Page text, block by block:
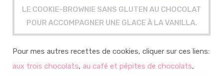
LE COOKIE-BROWNIE SANS GLUTEN AU CHOCOLAT
POUR ACCOMPAGNER UNE GLACE À LA VANILLA.
Pour mes autres recettes de cookies, cliquer sur ces liens:
aux trois chocolats, au café et pépites de chocolats,